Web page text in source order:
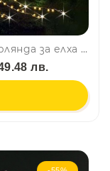
Коледни лампички ЗВЕЗДА с 9 гирлянда за елха или градинска украса, WARM WHITE, с няколко режима на работа и дистанционно управление
лв.